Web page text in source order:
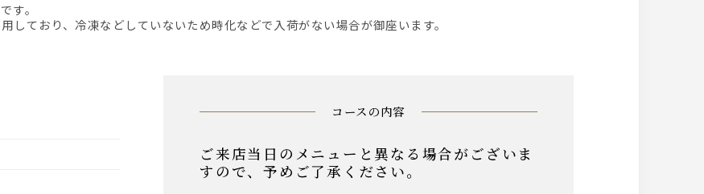
す。
ており、冷凍などしていないため時化などで入荷がない場合が御座います。
コースの内容
ご来店当日のメニューと異なる場合がございま
すので、予めご了承ください。